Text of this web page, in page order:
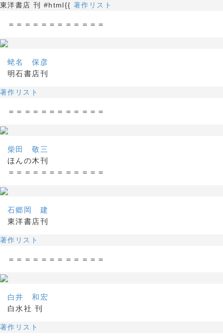
東洋書店 刊 #html{{ 著作リスト
＝＝＝＝＝＝＝＝＝＝＝＝
蛯名 保彦
明石書店刊
著作リスト
＝＝＝＝＝＝＝＝＝＝＝＝
柴田 敬三
ほんの木刊
＝＝＝＝＝＝＝＝＝＝＝＝
石郷岡 建
東洋書店刊
著作リスト
＝＝＝＝＝＝＝＝＝＝＝＝
白井 和宏
白水社 刊
著作リスト